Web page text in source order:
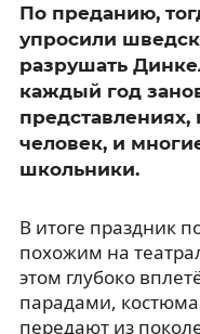
По преданию,
упросили
разрушать
каждый год
представлениях,
человек, и
школьники.
В итоге праздник
похожим на
этом глубоко
парадами,
передают из